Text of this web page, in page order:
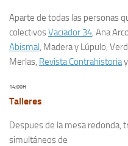
Aparte de todas las personas
colectivosVaciador 34, Ana
Abismal, Madera y Lúpulo,
Merlas, Revista Contrahistoriay
14:00H
Talleres.
Despues de la mesa redonda,
simultáneos de